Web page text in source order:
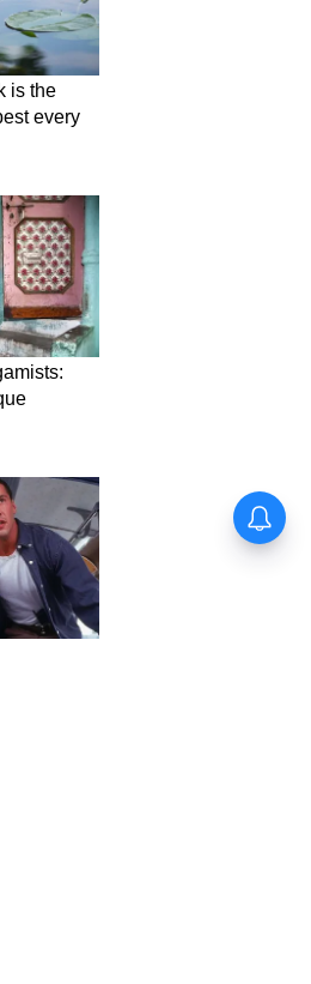
Rakhi Purnima: এবার রাখি পূর্ণিমায় চন্দ্র
গ্রহণ, ভাইয়ের হাতে রাখি বাঁধা যাবে? জানুন
নিয়ম